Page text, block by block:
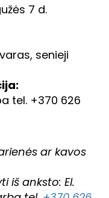
7 d.
senieji
tel. +370 626
ar kavos
iš anksto: El.